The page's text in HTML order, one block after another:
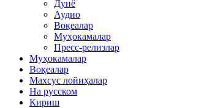
Дунё
Аудио
Воқеалар
Муҳокамалар
Пресс-релизлар
Муҳокамалар
Воқеалар
Махсус лойиҳалар
На русском
Кириш